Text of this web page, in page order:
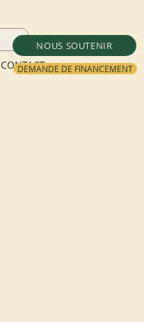
NOUS SOUTENIR
DEMANDE DE FINANCEMENT
CONTACT